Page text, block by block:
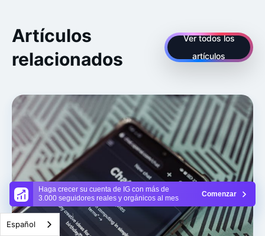
Haga crecer su cuenta de IG con más de
3.000 seguidores reales y orgánicos al mes
Comenzar
Artículos
relacionados
Ver todos los
artículos
Español